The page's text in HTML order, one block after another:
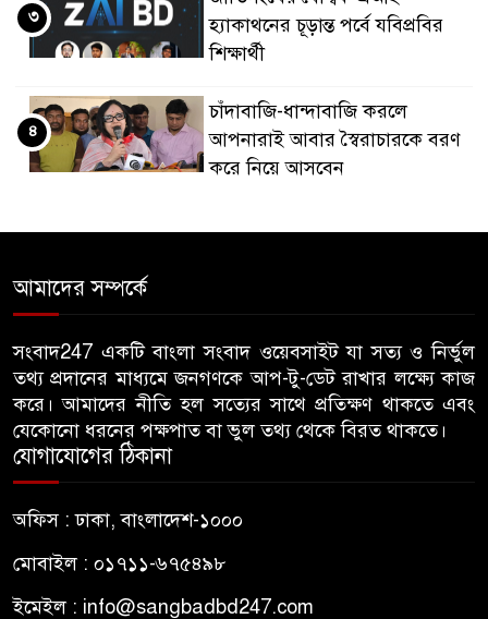
হ্যাকাথনের চূড়ান্ত পর্বে যবিপ্রবির
শিক্ষার্থী
৩
চাঁদাবাজি-ধান্দাবাজি করলে
আপনারাই আবার স্বৈরাচারকে বরণ
করে নিয়ে আসবেন
৪
জামায়াতের কর্মসূচিতে বিএনপির
হামলা, ভিডিও করায় সাংবাদিককে
মারধর
৬
সাবেক শিবির সভাপতির কড়া বার্তা
৭
ছাত্রলীগ কর্মীকে ছেড়ে দিতে জাকসু
৮
আমাদের সম্পর্কে
সংবাদ247 একটি বাংলা সংবাদ ওয়েবসাইট যা সত্য ও নির্ভুল
তথ্য প্রদানের মাধ্যমে জনগণকে আপ-টু-ডেট রাখার লক্ষ্যে কাজ
করে। আমাদের নীতি হল সত্যের সাথে প্রতিক্ষণ থাকতে এবং
যেকোনো ধরনের পক্ষপাত বা ভুল তথ্য থেকে বিরত থাকতে।
যোগাযোগের ঠিকানা
অফিস : ঢাকা, বাংলাদেশ-১০০০
মোবাইল : ০১৭১১-৬৭৫৪৯৮
ইমেইল : info@sangbadbd247.com